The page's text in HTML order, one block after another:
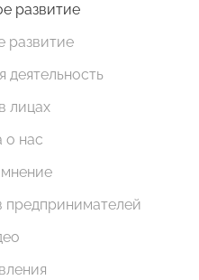
развитие
развитие
лицах
о нас
предпринимателей